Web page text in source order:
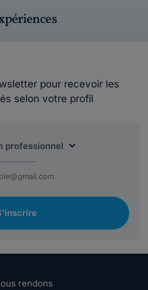
pour recevoir les
selon votre profil
rendons